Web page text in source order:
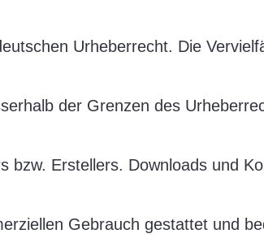
Urheberrecht. Die
der Grenzen des
bzw. Erstellers. Downloads und
Gebrauch gestattet und